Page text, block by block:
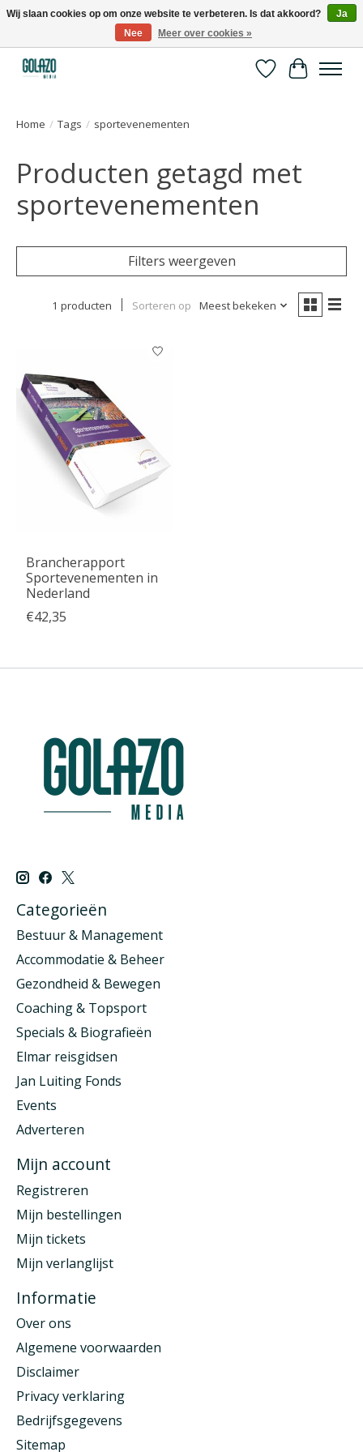
Kennispartner in sport, bewegen en gezondheid
Verlanglijst
Home / Tags / sportevenementen
Producten getagd met
sportevenementen
Filters weergeven
1 producten Sorteren op Meest bekeken
Brancherapport
Sportevenementen in
Nederland
€42,35
Categorieën
Bestuur & Management
Accommodatie & Beheer
Gezondheid & Bewegen
Coaching & Topsport
Specials & Biografieën
Elmar reisgidsen
Jan Luiting Fonds
Events
Adverteren
Mijn account
Registreren
Mijn bestellingen
Mijn tickets
Mijn verlanglijst
Informatie
Over ons
Algemene voorwaarden
Disclaimer
Privacy verklaring
Bedrijfsgegevens
Sitemap
Wij slaan cookies op om onze website te verbeteren. Is dat akkoord?
Ja
Nee
Meer over cookies »